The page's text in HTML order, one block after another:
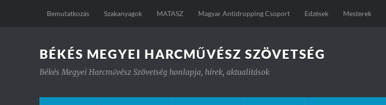
Bemutatkozás Szakanyagok MATASZ Magyar Antidropping Csoport Edzések Mesterek
BÉKÉS MEGYEI HARCMŰVÉSZ SZÖVETSÉG
Békés Megyei Harcművész Szövetség honlapja, hírek, aktualitások